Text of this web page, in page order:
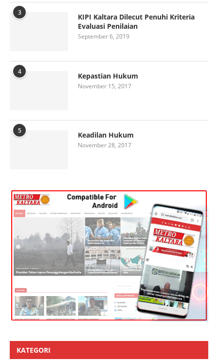
3
KIPI Kaltara Dilecut Penuhi Kriteria
Evaluasi Penilaian
September 6, 2019
4 Kepastian Hukum
November 15, 2017
5 Keadilan Hukum
November 28, 2017
KATEGORI